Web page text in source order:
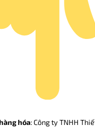
hóa: Công ty TNHH